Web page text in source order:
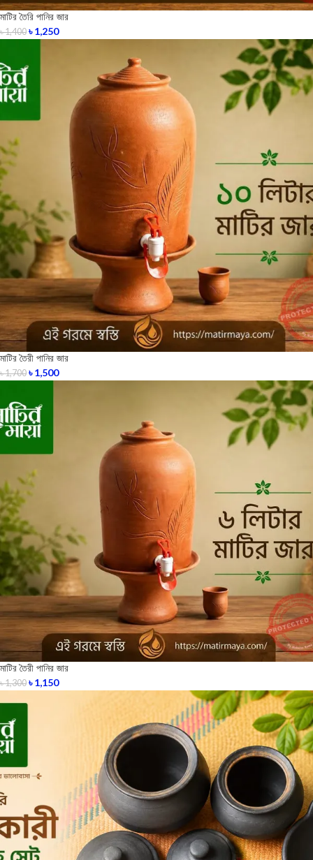
মাটির তৈরি পানির জার
৳1,400 ৳1,250
মাটির তৈরী পানির জার
৳1,700 ৳1,500
মাটির তৈরী পানির জার
৳1,300 ৳1,150